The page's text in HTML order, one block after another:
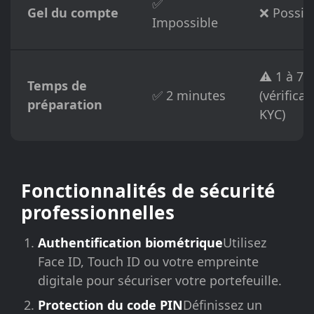
Gel du compte
✅
Impossible
❌
Temps de
préparation
✅ 2 minutes
⚠️ 1 à 7
KYC)
Fonctionnalités de sécurité
professionnelles
Authentification biométriqueUtilisez
Face ID, Touch ID ou votre empreinte
digitale pour sécuriser votre portefeuille.
Protection du code PINDéfinissez un